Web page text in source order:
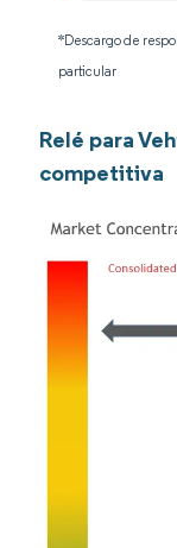
*Descargo de
particular
Relé para
competitiva